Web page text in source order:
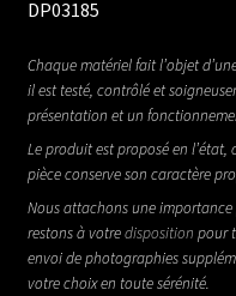
DP03185
Chaque matériel fait l’objet
il est testé, contrôlé et
présentation et un
Le produit est proposé en
pièce conserve son caractère
Nous attachons une
restons à votredisposition pour
envoi de photographies
votre choix en toute sérénité.